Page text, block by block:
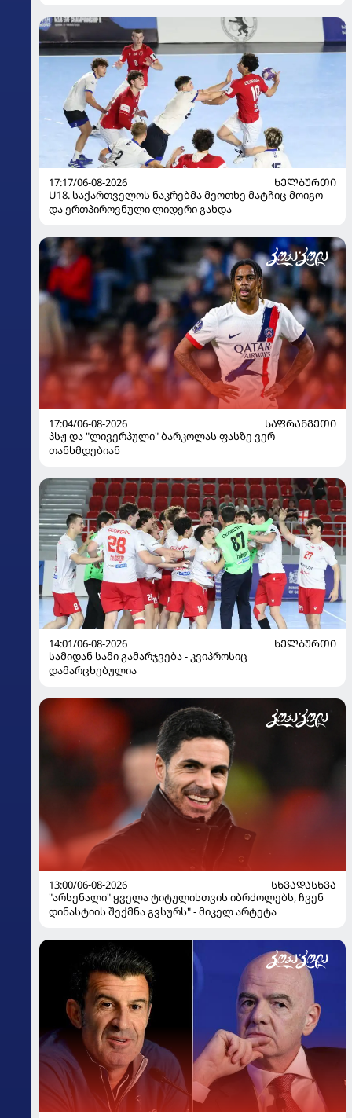
17:17/06-08-2026
ᲮᲔᲚᲑᲣᲠᲗᲘ
U18. საქართველოს ნაკრებმა მეოთხე მატჩიც მოიგო
და ერთპიროვნული ლიდერი გახდა
17:04/06-08-2026
ᲡᲐᲤᲠᲐᲜᲒᲔᲗᲘ
პსჟ და "ლივერპული" ბარკოლას ფასზე ვერ
თანხმდებიან
14:01/06-08-2026
ᲮᲔᲚᲑᲣᲠᲗᲘ
სამიდან სამი გამარჯვება - კვიპროსიც
დამარცხებულია
13:00/06-08-2026
ᲡᲮᲕᲐᲓᲐᲡᲮᲕᲐ
"არსენალი" ყველა ტიტულისთვის იბრძოლებს, ჩვენ
დინასტიის შექმნა გვსურს" - მიკელ არტეტა